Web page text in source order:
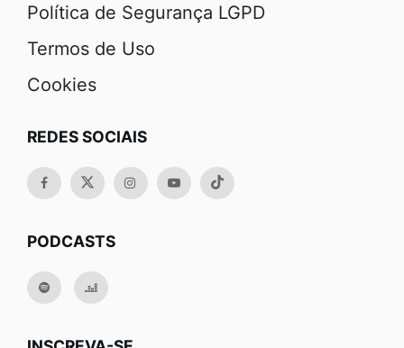
Política de Segurança LGPD
Termos de Uso
Cookies
REDES SOCIAIS
PODCASTS